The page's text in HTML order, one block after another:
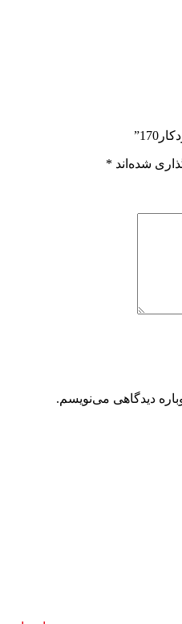
شده‌اند *
دیدگاهی می‌نویسم.